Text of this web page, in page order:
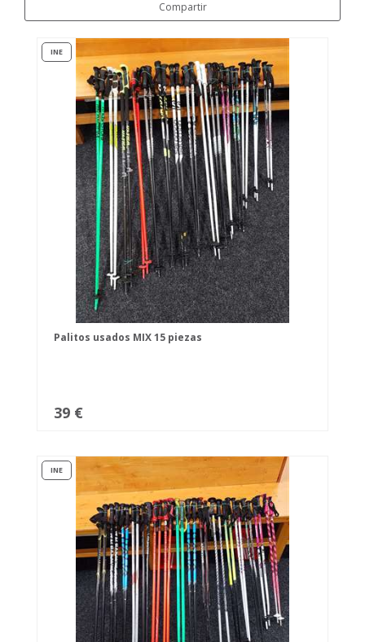
Compartir
INE
Palitos usados MIX 15 piezas
39 €
INE